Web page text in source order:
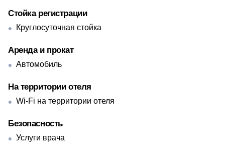
Стойка регистрации
Круглосуточная стойка
Аренда и прокат
Автомобиль
На территории отеля
Wi-Fi на территории отеля
Безопасность
Услуги врача